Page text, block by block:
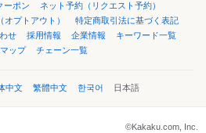
ーポン
ネット予約（リクエスト予約）
オプトアウト）
特定商取引法に基づく表記
せ 採用情報 企業情報
キーワード一覧
ップ
チェーン一覧
中文 繁體中文 한국어 日本語
©Kakaku.com, Inc.